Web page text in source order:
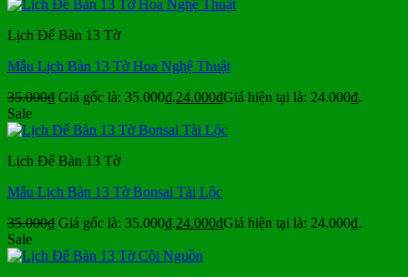
Lịch Để Bàn 13 Tờ
Mẫu Lịch Bàn 13 Tờ Hoa Nghệ Thuật
35.000₫ Giá gốc là: 35.000₫.24.000₫Giá hiện tại là: 24.000₫.
Sale
Lịch Để Bàn 13 Tờ
Mẫu Lịch Bàn 13 Tờ Bonsai Tài Lộc
35.000₫ Giá gốc là: 35.000₫.24.000₫Giá hiện tại là: 24.000₫.
Sale